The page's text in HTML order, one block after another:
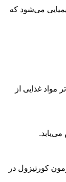
می‌شود که
غذایی از
کورتیزول در